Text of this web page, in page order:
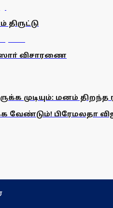
விசாரணை
முடியும்: மனம் திறந்த
பிரேமலதா